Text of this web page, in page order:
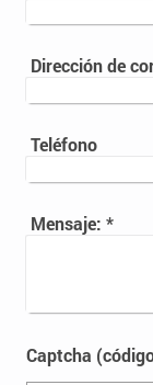
Dirección de
Teléfono
Mensaje: *